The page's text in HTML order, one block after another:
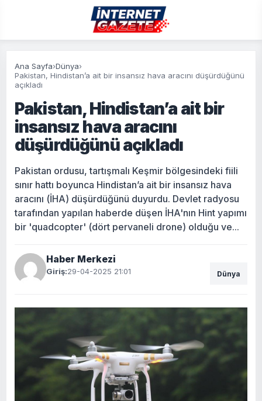
Ana Sayfa›Dünya›
Pakistan, Hindistan’a ait bir insansız hava aracını düşürdüğünü
açıkladı
Pakistan, Hindistan’a ait bir
insansız hava aracını
düşürdüğünü açıkladı
Pakistan ordusu, tartışmalı Keşmir bölgesindeki fiili
sınır hattı boyunca Hindistan’a ait bir insansız hava
aracını (İHA) düşürdüğünü duyurdu. Devlet radyosu
tarafından yapılan haberde düşen İHA'nın Hint yapımı
bir 'quadcopter' (dört pervaneli drone) olduğu ve...
Haber Merkezi
Giriş:29-04-2025 21:01 Dünya